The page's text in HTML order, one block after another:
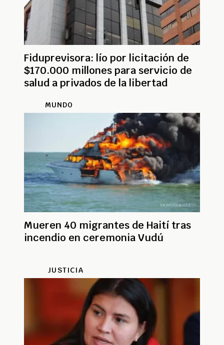
Fiduprevisora: lío por licitación de
$170.000 millones para servicio de
salud a privados de la libertad
MUNDO
Mueren 40 migrantes de Haití tras
incendio en ceremonia Vudú
JUSTICIA